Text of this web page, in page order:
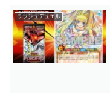
ラッシュデュエル